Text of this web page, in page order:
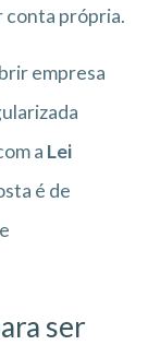
conta própria.
empresa
a Lei
é de
ser